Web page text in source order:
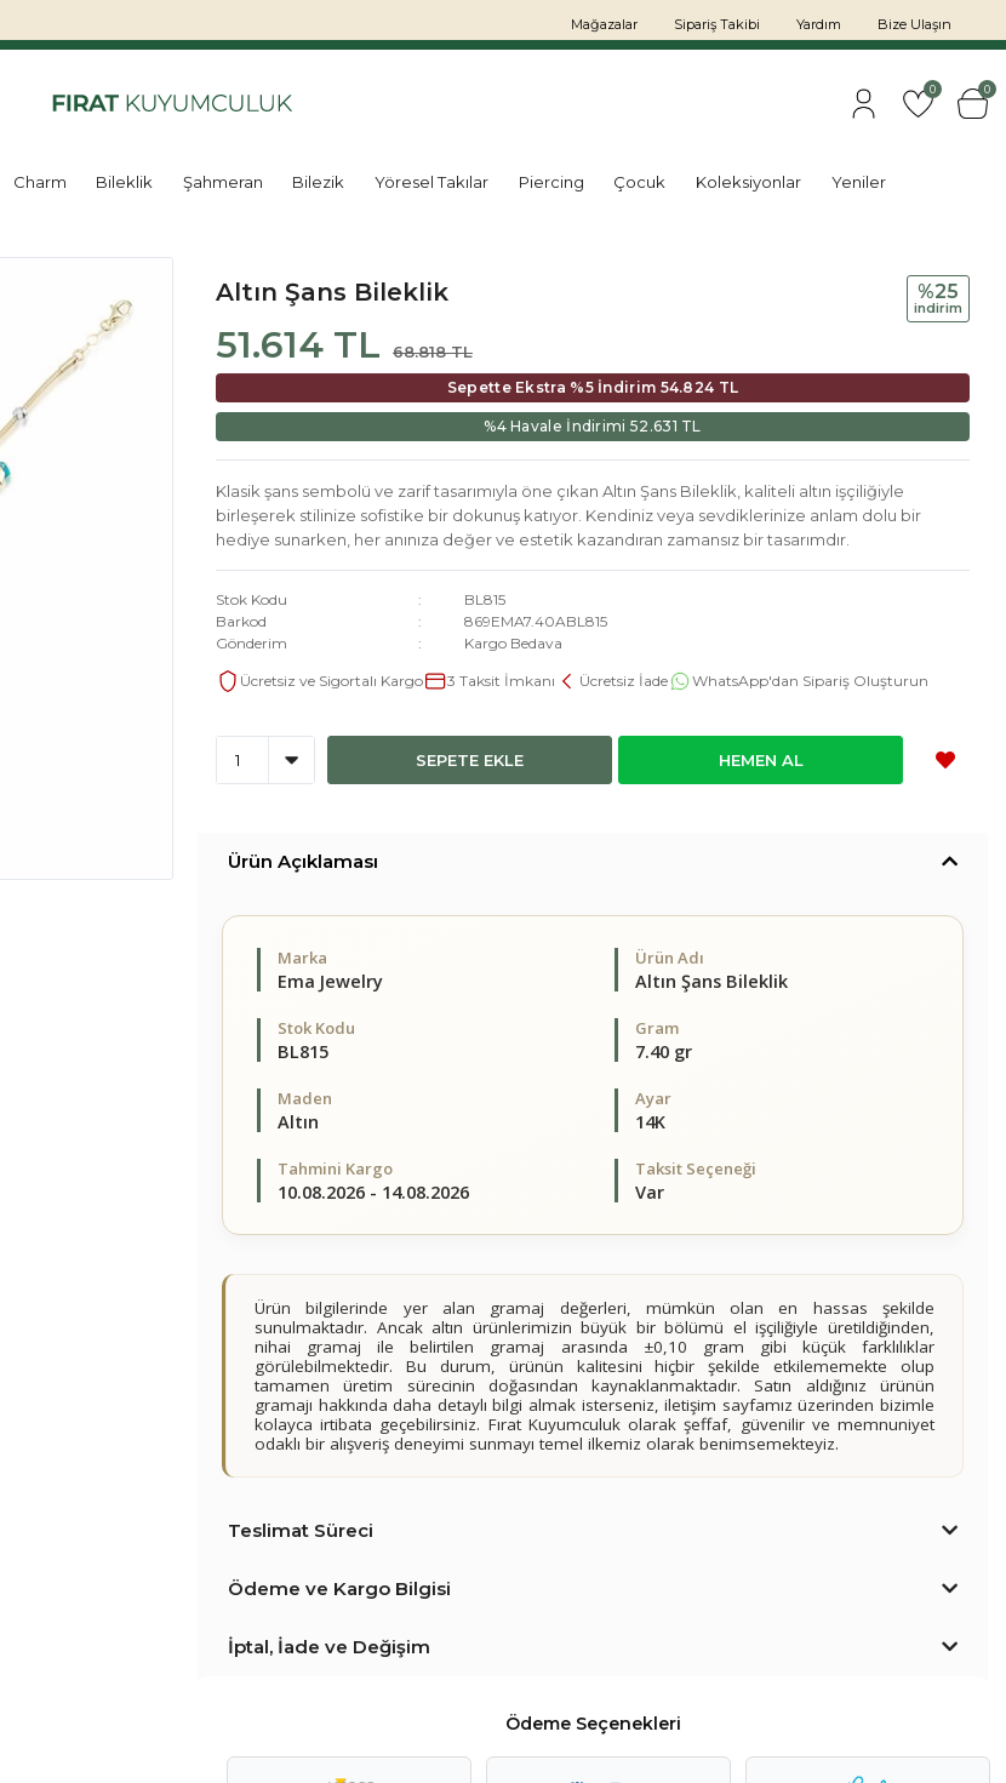
Mağazalar Sipariş Takibi Yardım Bize Ulaşın
0 0
Charm Bileklik Şahmeran Bilezik Yöresel Takılar Piercing Çocuk Koleksiyonlar Yeniler
Altın Şans Bileklik
51.614 TL 68.818 TL
%25
i̇ndi̇ri̇m
Sepette Ekstra %5 İndirim 54.824 TL
%4 Havale İndirimi 52.631 TL
Klasik şans sembolü ve zarif tasarımıyla öne çıkan Altın Şans Bileklik, kaliteli altın işçiliğiyle
birleşerek stilinize sofistike bir dokunuş katıyor. Kendiniz veya sevdiklerinize anlam dolu bir
hediye sunarken, her anınıza değer ve estetik kazandıran zamansız bir tasarımdır.
Stok Kodu
BL815
Barkod
869EMA7.40ABL815
Gönderim
Kargo Bedava
Ücretsiz ve Sigortalı Kargo 3 Taksit İmkanı Ücretsiz İade WhatsApp'dan Sipariş Oluşturun
SEPETE EKLE HEMEN AL
Ürün Açıklaması
Marka
Ema Jewelry
Ürün Adı
Altın Şans Bileklik
Stok Kodu
BL815
Gram
7.40 gr
Maden
Altın
Ayar
14K
Tahmini Kargo
10.08.2026 - 14.08.2026
Taksit Seçeneği
Var
Ürün bilgilerinde yer alan gramaj değerleri, mümkün olan en hassas şekilde
sunulmaktadır. Ancak altın ürünlerimizin büyük bir bölümü el işçiliğiyle üretildiğinden,
nihai gramaj ile belirtilen gramaj arasında ±0,10 gram gibi küçük farklılıklar
görülebilmektedir. Bu durum, ürünün kalitesini hiçbir şekilde etkilememekte olup
tamamen üretim sürecinin doğasından kaynaklanmaktadır. Satın aldığınız ürünün
gramajı hakkında daha detaylı bilgi almak isterseniz, iletişim sayfamız üzerinden bizimle
kolayca irtibata geçebilirsiniz. Fırat Kuyumculuk olarak şeffaf, güvenilir ve memnuniyet
odaklı bir alışveriş deneyimi sunmayı temel ilkemiz olarak benimsemekteyiz.
Teslimat Süreci
Ödeme ve Kargo Bilgisi
İptal, İade ve Değişim
Ödeme Seçenekleri